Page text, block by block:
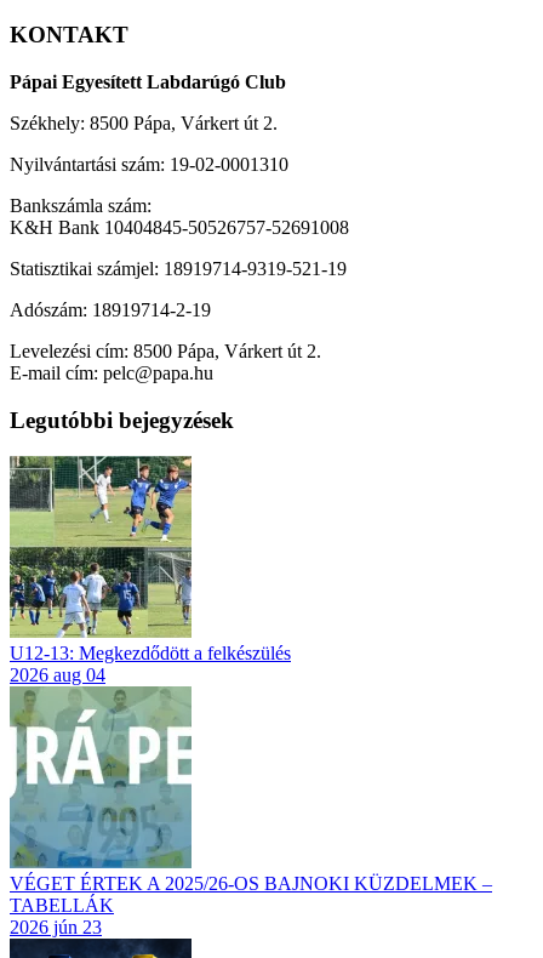
KONTAKT
Pápai Egyesített Labdarúgó Club
Székhely: 8500 Pápa, Várkert út 2.
Nyilvántartási szám: 19-02-0001310
Bankszámla szám:
K&H Bank 10404845-50526757-52691008
Statisztikai számjel: 18919714-9319-521-19
Adószám: 18919714-2-19
Levelezési cím: 8500 Pápa, Várkert út 2.
E-mail cím: pelc@papa.hu
Legutóbbi bejegyzések
U12-13: Megkezdődött a felkészülés
2026 aug 04
VÉGET ÉRTEK A 2025/26-OS BAJNOKI KÜZDELMEK –
TABELLÁK
2026 jún 23